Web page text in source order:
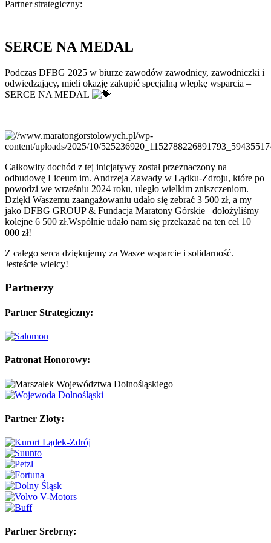
Partner strategiczny:
SERCE NA MEDAL
Podczas DFBG 2025 w biurze zawodów zawodnicy, zawodniczki i
odwiedzający, mieli okazję zakupić specjalną wlepkę wsparcia –
SERCE NA MEDAL
Całkowity dochód z tej inicjatywy został przeznaczony na
odbudowę Liceum im. Andrzeja Zawady w Lądku-Zdroju, które po
powodzi we wrześniu 2024 roku, uległo wielkim zniszczeniom.
Dzięki Waszemu zaangażowaniu udało się zebrać 3 500 zł, a my –
jako DFBG GROUP & Fundacja Maratony Górskie– dołożyliśmy
kolejne 6 500 zł.Wspólnie udało nam się przekazać na ten cel 10
000 zł!
Z całego serca dziękujemy za Wasze wsparcie i solidarność.
Jesteście wielcy!
Partnerzy
Partner Strategiczny:
Patronat Honorowy:
Partner Złoty:
Partner Srebrny: